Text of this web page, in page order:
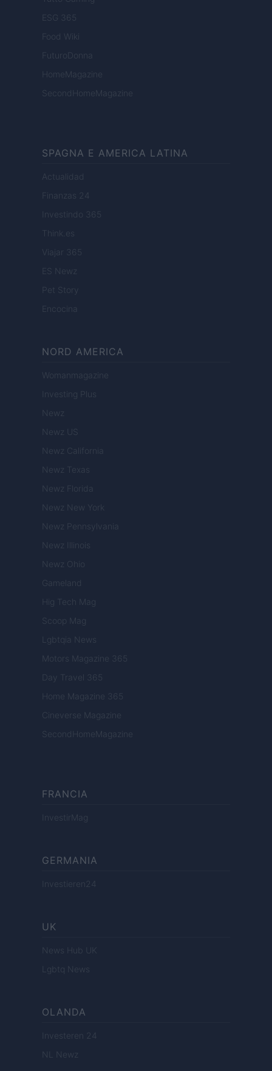
ESG 365
Food Wiki
FuturoDonna
HomeMagazine
SecondHomeMagazine
SPAGNA E AMERICA LATINA
Actualidad
Finanzas 24
Investindo 365
Think.es
Viajar 365
ES Newz
Pet Story
Encocina
NORD AMERICA
Womanmagazine
Investing Plus
Newz
Newz US
Newz California
Newz Texas
Newz Florida
Newz New York
Newz Pennsylvania
Newz Illinois
Newz Ohio
Gameland
Hig Tech Mag
Scoop Mag
Lgbtqia News
Motors Magazine 365
Day Travel 365
Home Magazine 365
Cineverse Magazine
SecondHomeMagazine
FRANCIA
InvestirMag
GERMANIA
Investieren24
UK
News Hub UK
Lgbtq News
OLANDA
Investeren 24
NL Newz